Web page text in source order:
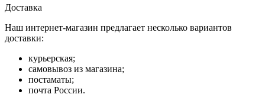
Доставка
Наш интернет-магазин предлагает несколько вариантов
доставки:
курьерская;
самовывоз из магазина;
постаматы;
почта России.